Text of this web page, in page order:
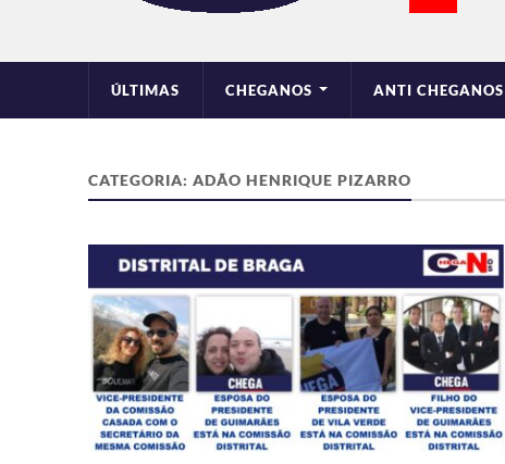
ÚLTIMAS CHEGANOS ANTI CHEGANOS
CATEGORIA: ADÃO HENRIQUE PIZARRO